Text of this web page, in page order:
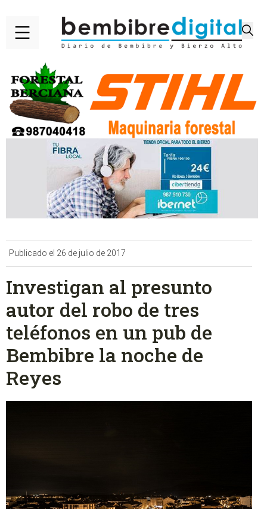
Publicado el 26 de julio de 2017
Investigan al presunto
autor del robo de tres
teléfonos en un pub de
Bembibre la noche de
Reyes